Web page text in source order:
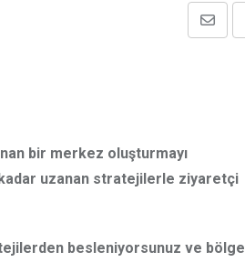
Share
bir merkez oluşturmayı
uzanan stratejilerle ziyaretçi
besleniyorsunuz ve bölge